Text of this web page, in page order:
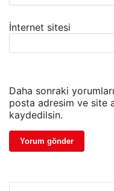
İnternet sitesi
Daha sonraki
posta adresim ve site
kaydedilsin.